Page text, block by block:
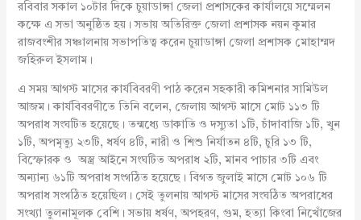
রবিবার সকাল ১০টার দিকে চুয়াডাঙ্গা জেলা প্রশাসকের কার্যালয়ে সম্মেলন
কক্ষে এ সভা অনুষ্ঠিত হয়। সভায় অতিরিক্ত জেলা প্রশাসক নয়ন কুমার
রাজবংশীর সঞ্চালনায় সভাপতিত্ব করেন চুয়াডাঙ্গা জেলা প্রশাসক মোহাম্মদ
জহিরুল ইসলাম।
এ সময় আগস্ট মাসের কার্যবিবরণী পাঠ করেন সহকারী কমিশনার সামিউল
আজম। কার্যবিবরণীতে তিনি বলেন, জেলায় আগস্ট মাসে মোট ১১৩ টি
অপরাধ সংঘটিত হয়েছে। তন্মধ্যে ডাকাতি ও দস্যুতা ১টি, চাঁদাবাজি ১টি, খুন
১টি, অপমৃত্যু ২৩টি, ধর্ষণ ৪টি, নারী ও শিশু নির্যাতন ৪টি, চুরি ১৩ টি,
বিস্ফোরক ও অস্ত্র আইনে সংঘটিত অপরাধ ২টি, মানব পাচার ৩টি এবং
অন্যান্য ৬১টি অপরাধ সংগঠিত হয়েছে। বিগত জুলাই মাসে মোট ১০৬ টি
অপরাধ সংগঠিত হয়েছিল। সেই তুলনায় আগস্ট মাসের সংঘঠিত অপরাধের
সংখ্যা তুলনামূলক বেশি। সভায় ধর্ষণ, অপহরণ, গুম, হত্যা কিংবা নিখোঁজের